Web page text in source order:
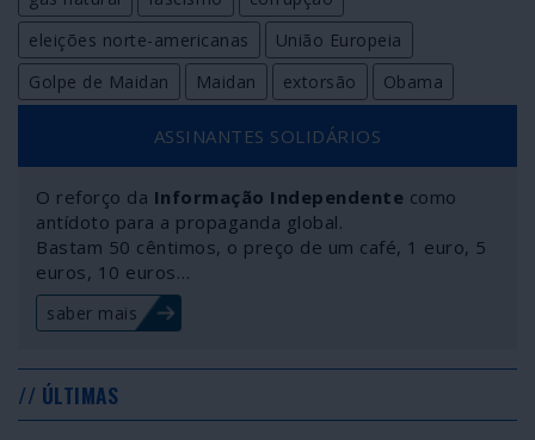
eleições norte-americanas
União Europeia
Golpe de Maidan
Maidan extorsão Obama
ASSINANTES SOLIDÁRIOS
O reforço da Informação Independente como
antídoto para a propaganda global.
Bastam 50 cêntimos, o preço de um café, 1 euro, 5
euros, 10 euros…
saber mais
// ÚLTIMAS